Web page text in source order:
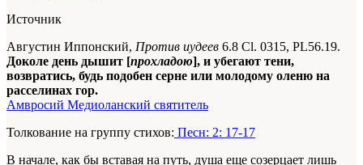
Источник
Августин Иппонский, Против иудеев 6.8 Сl. 0315, PL56.19.
Доколе день дышит [прохладою], и убегают тени,
возвратись, будь подобен серне или молодому оленю на
расселинах гор.
Амвросий Медиоланский святитель
Толкование на группу стихов: Песн: 2: 17-17
В начале, как бы вставая на путь, душа еще созерцает лишь